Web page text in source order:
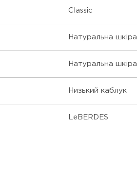
Classic
Натуральна шкіра
Натуральна шкіра
Низький каблук
LeBERDES